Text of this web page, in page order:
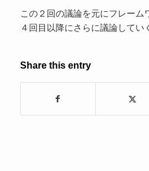
この２回の議論を元にフレーム
４回目以降にさらに議論してい
Share this entry